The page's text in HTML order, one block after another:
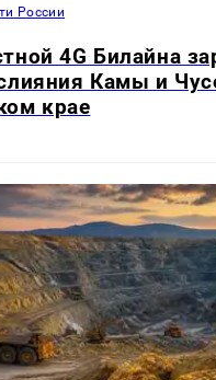
России
4G Билайна
Камы и
крае